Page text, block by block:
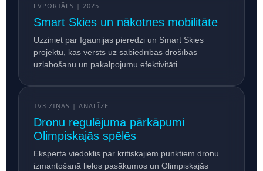
LVPORTĀLS | 2025
Smart Skies un nākotnes mobilitāte
Uzziniet par Igaunijas pieredzi un Smart Skies
projektu, kas vērsts uz sabiedrības drošības
uzlabošanu un pakalpojumu efektivitāti.
TV3 ZIŅAS | ANALĪZE
Dronu regulējuma pārkāpumi
Olimpiskajās spēlēs
Eksperta viedoklis par kritiskajiem punktiem dronu
izmantošanā lielos pasākumos un Olimpiskajās